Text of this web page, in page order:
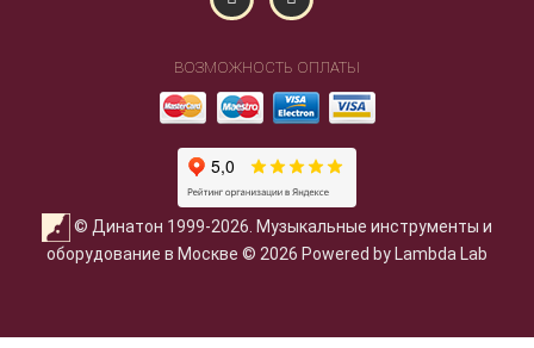
ВОЗМОЖНОСТЬ ОПЛАТЫ
© Динатон 1999-2026. Музыкальные инструменты и
оборудование в Москве © 2026 Powered by Lambda Lab